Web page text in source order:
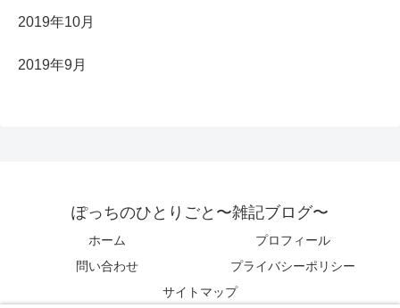
2019年10月
2019年9月
ぽっちのひとりごと〜雑記ブログ〜
ホーム
プロフィール
問い合わせ
プライバシーポリシー
サイトマップ